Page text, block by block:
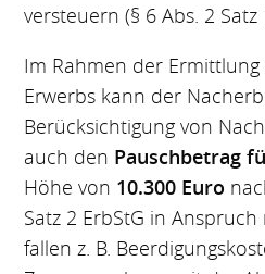
versteuern (§ 6 Abs. 2 Satz
Im Rahmen der
Erwerbs kann der
Berücksichtigung von
auch den Pauschbetrag
Höhe von 10.300 Euro
Satz 2 ErbStG in
fallen z. B.